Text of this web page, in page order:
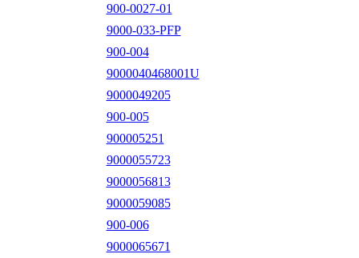
900-0027-01
9000-033-PFP
900-004
9000040468001U
9000049205
900-005
900005251
9000055723
9000056813
9000059085
900-006
9000065671